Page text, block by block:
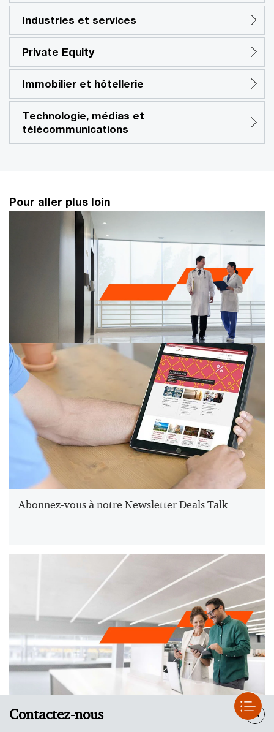
Industries et services
Private Equity
Immobilier et hôtellerie
Technologie, médias et
télécommunications
Pour aller plus loin
Industries de santé
Abonnez-vous à notre Newsletter Deals Talk
Conseil en Deals
Contactez-nous